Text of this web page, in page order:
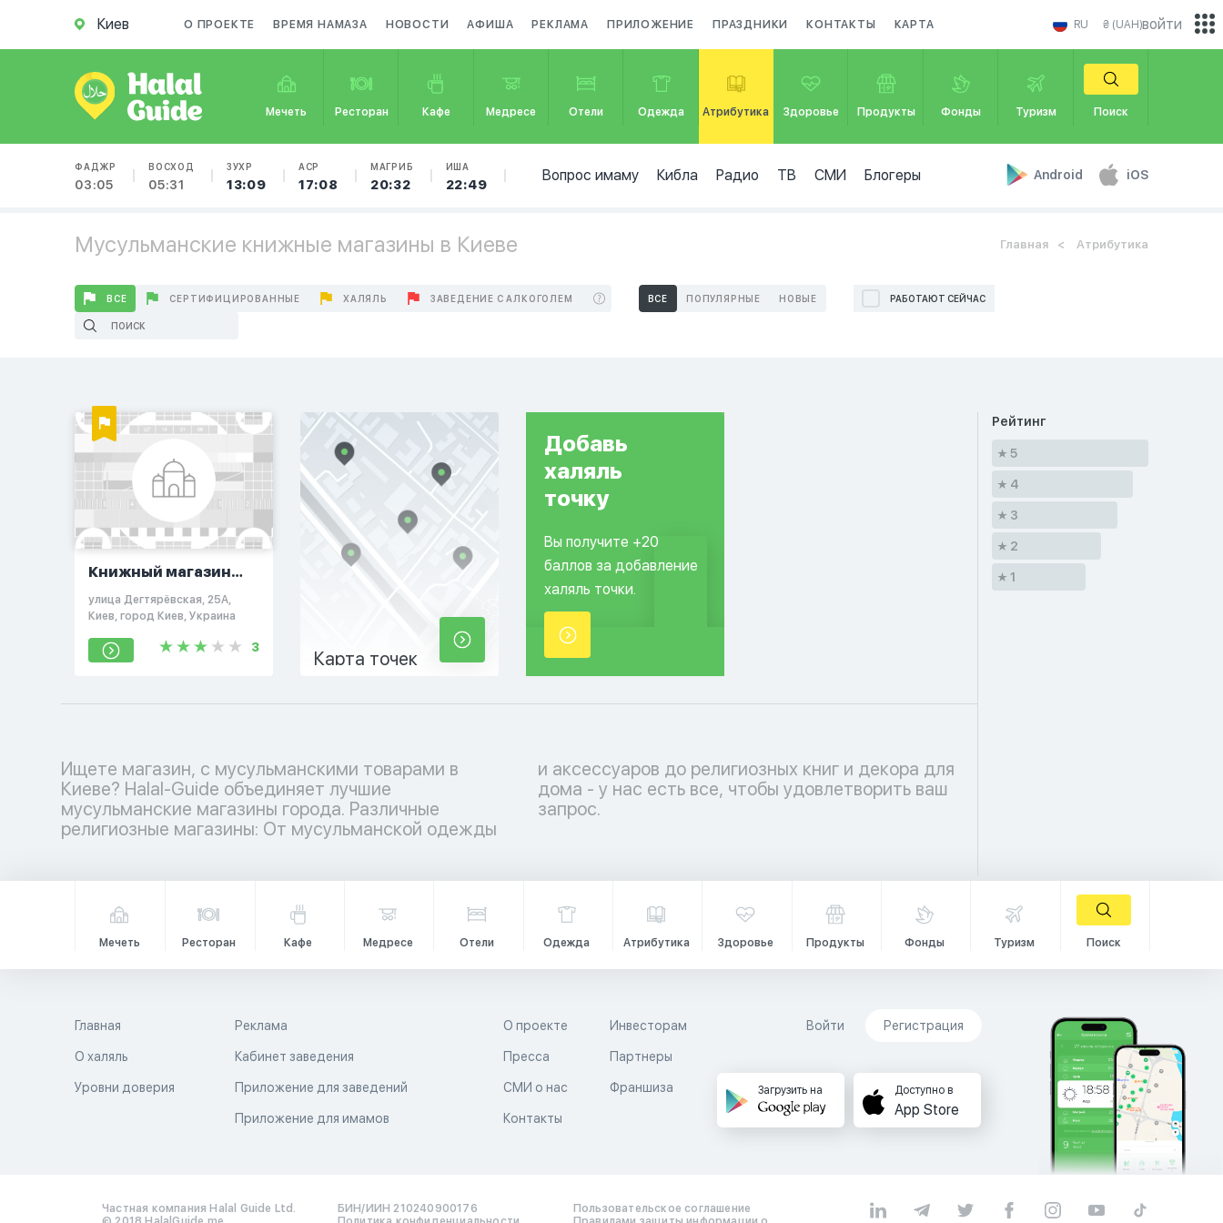
Киев О ПРОЕКТЕ ВРЕМЯ НАМАЗА НОВОСТИ АФИША РЕКЛАМА ПРИЛОЖЕНИЕ ПРАЗДНИКИ КОНТАКТЫ КАРТА RU ₴ (UAH)
Мечеть Ресторан Кафе Медресе Отели Одежда Атрибутика Здоровье Продукты Фонды Туризм Поиск
ФАДЖР
03:05
ВОСХОД
05:31
ЗУХР
13:09
АСР
17:08
МАГРИБ
20:32
ИША
22:49
Вопрос имаму Кибла Радио ТВ СМИ Блогеры Android iOS
войти
Мусульманские книжные магазины в Киеве Главная Атрибутика
ВСЕ СЕРТИФИЦИРОВАННЫЕ ХАЛЯЛЬ ЗАВЕДЕНИЕ С АЛКОГОЛЕМ ВСЕ ПОПУЛЯРНЫЕ НОВЫЕ РАБОТАЮТ СЕЙЧАС
Книжный магазин
при ИКЦ Киев
улица Дегтярёвская, 25А,
Киев, город Киев, Украина
3
Карта точек
Добавь
халяль
точку
Вы получите +20
баллов за добавление
халяль точки.
Ищете магазин, с мусульманскими товарами в
Киеве? Halal-Guide объединяет лучшие
мусульманские магазины города. Различные
религиозные магазины: От мусульманской одежды
и аксессуаров до религиозных книг и декора для
дома - у нас есть все, чтобы удовлетворить ваш
запрос.
Рейтинг
5
4
3
2
1
Мечеть Ресторан Кафе Медресе Отели Одежда Атрибутика Здоровье Продукты Фонды Туризм Поиск
Главная
О халяль
Уровни доверия
Реклама
Кабинет заведения
Приложение для заведений
Приложение для имамов
О проекте
Пресса
СМИ о нас
Контакты
Инвесторам
Партнеры
Франшиза
Войти Регистрация
Загрузить на Доступно в
App Store
Частная компания Halal Guide Ltd.
БИН/ИИН 210240900176
Пользовательское соглашение